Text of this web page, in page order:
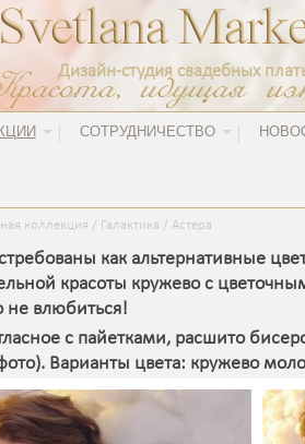
Дизайн-студия свадебных
СОТРУДНИЧЕСТВО
коллекция / Галактика / Астера
как альтернативные
красоты кружево с
не влюбиться!
с пайетками, расшито
Варианты цвета: кружево